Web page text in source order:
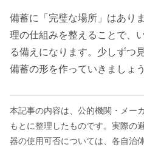
備蓄に「完璧な場所」はあり
理の仕組みを整えることで、
る備えになります。少しずつ
備蓄の形を作っていきましょう
本記事の内容は、公的機関・メー
もとに整理したものです。実際の
器の使用可否については、各自治